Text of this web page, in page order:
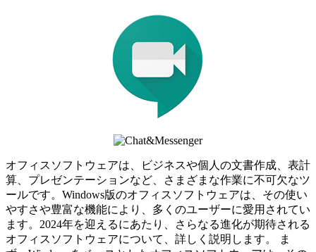
オフィスソフトウェアは、ビジネスや個人の文書作成、表計
算、プレゼンテーションなど、さまざまな作業に不可欠なツ
ールです。Windows版のオフィスソフトウェアは、その使い
やすさや豊富な機能により、多くのユーザーに愛用されてい
ます。2024年を迎えるにあたり、さらなる進化が期待される
オフィスソフトウェアについて、詳しく説明します。 ま